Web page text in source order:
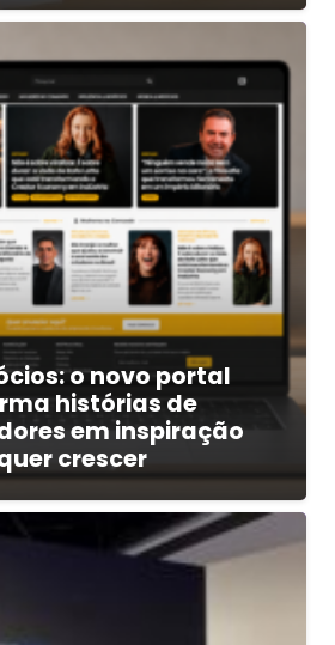
o novo portal
histórias de
em inspiração
crescer